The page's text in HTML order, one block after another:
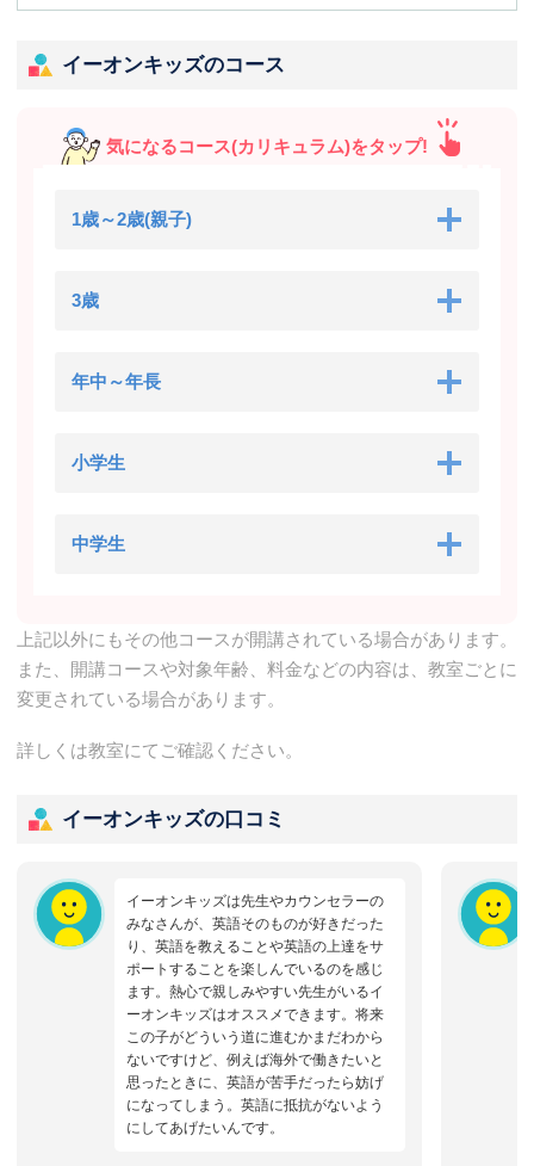
イーオンキッズのコース
気になるコース(カリキュラム)をタップ!
1歳～2歳(親子)
3歳
年中～年長
小学生
中学生
上記以外にもその他コースが開講されている場合があります。
また、開講コースや対象年齢、料金などの内容は、教室ごとに
変更されている場合があります。
詳しくは教室にてご確認ください。
イーオンキッズの口コミ
イーオンキッズは先生やカウンセラーの
みなさんが、英語そのものが好きだった
り、英語を教えることや英語の上達をサ
ポートすることを楽しんでいるのを感じ
ます。熱心で親しみやすい先生がいるイ
ーオンキッズはオススメできます。将来
この子がどういう道に進むかまだわから
ないですけど、例えば海外で働きたいと
思ったときに、英語が苦手だったら妨げ
になってしまう。英語に抵抗がないよう
にしてあげたいんです。